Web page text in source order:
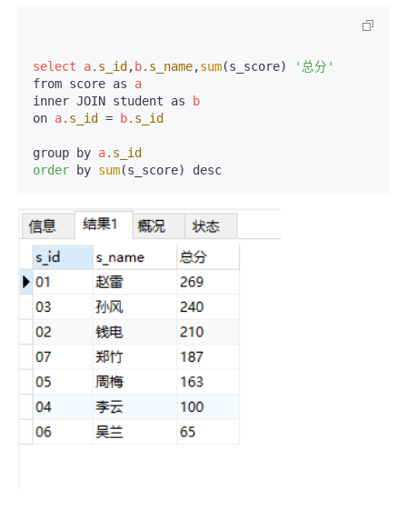
select a.s_id , b.s_name,sum(s_score)
'总分'
from score as a
inner JOIN student as
b
on a.s_id = b.s_id
group by a.s_id
order by sum